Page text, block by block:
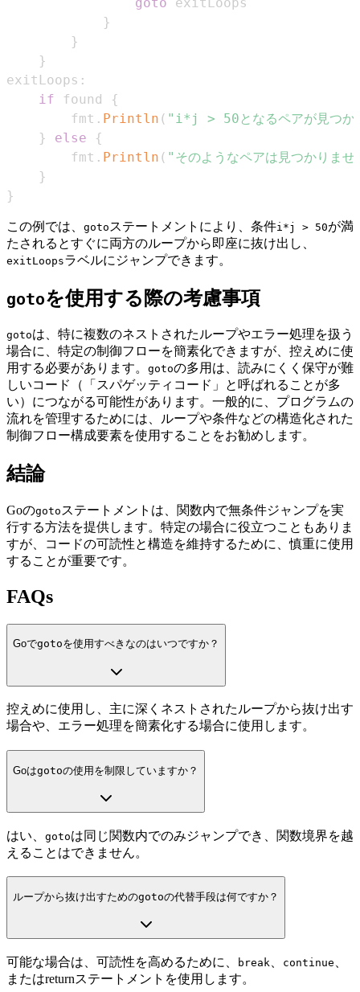
}
}
}
exitLoops :
if found
{
        fmt
. Println ( "i*j > 50となるペアが見つか
}
else
{
        fmt
. Println ( "そのようなペアは見つかりま
}
}
この例では、 goto ステートメントにより、条件i*j > 50が満
たされるとすぐに両方のループから即座に抜け出し、
exitLoopsラベルにジャンプできます。
gotoを使用する際の考慮事項
gotoは、特に複数のネストされたループやエラー処理を扱う
場合に、特定の制御フローを簡素化できますが、控えめに使
用する必要があります。 gotoの多用は、読みにくく保守が難
しいコード（「スパゲッティコード」と呼ばれることが多
い）につながる可能性があります。一般的に、プログラムの
流れを管理するためには、ループや条件などの構造化された
制御フロー構成要素を使用することをお勧めします。
結論
Goのgoto ステートメントは、関数内で無条件ジャンプを実
行する方法を提供します。特定の場合に役立つこともありま
すが、コードの可読性と構造を維持するために、慎重に使用
することが重要です。
FAQs
Goでgotoを使用すべきなのはいつですか？
控えめに使用し、主に深くネストされたループから抜け出す
場合や、エラー処理を簡素化する場合に使用します。
Goはgotoの使用を制限していますか？
はい、 gotoは同じ関数内でのみジャンプでき、関数境界を越
えることはできません。
ループから抜け出すためのgotoの代替手段は何ですか？
可能な場合は、可読性を高めるために、 break continue
またはreturnステートメントを使用します。